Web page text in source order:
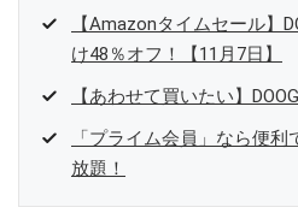
【Amazonタイムセール】
け48％オフ！【11月7日】
【あわせて買いたい】
「プライム会員」なら便
放題！